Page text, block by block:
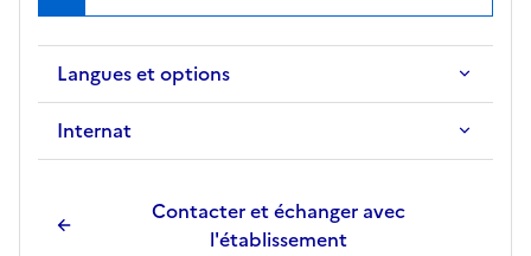
Langues et options
Internat
Contacter et échanger avec
l'établissement